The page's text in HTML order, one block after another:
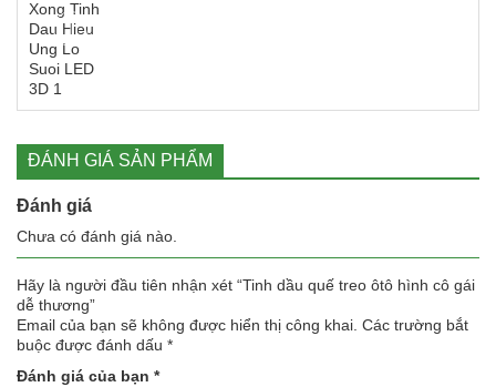
ĐÁNH GIÁ SẢN PHẨM
Đánh giá
Chưa có đánh giá nào.
Hãy là người đầu tiên nhận xét “Tinh dầu quế treo ôtô hình cô gái
dễ thương”
Email của bạn sẽ không được hiển thị công khai. Các trường bắt
buộc được đánh dấu *
Đánh giá của bạn *